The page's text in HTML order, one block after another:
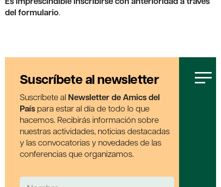
del formulario.
Suscríbete al newsletter
Suscríbete al Newsletter de Amics del
País para estar al día de todo lo que
hacemos. Recibirás información sobre
nuestras actividades, noticias destacadas
y las convocatorias y novedades de las
conferencias que organizamos.